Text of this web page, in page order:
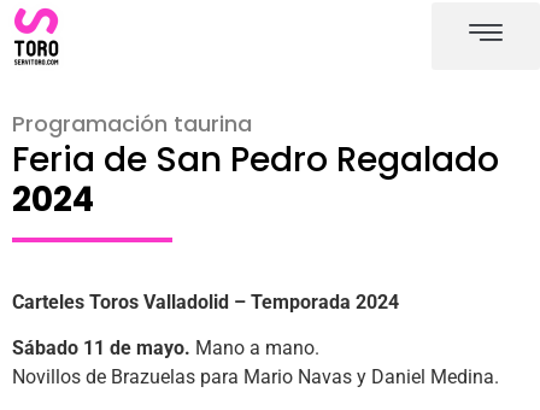
Programación taurina
Feria de San Pedro Regalado
2024
Carteles Toros Valladolid – Temporada 2024
Sábado 11 de mayo. Mano a mano.
Novillos de Brazuelas para Mario Navas y Daniel Medina.